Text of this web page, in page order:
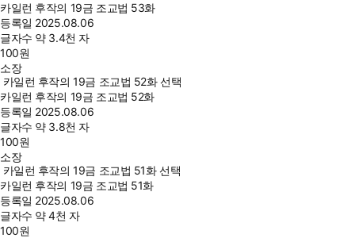
카일런 후작의 19금 조교법 53화
등록일 2025.08.06
글자수 약 3.4천 자
100원
소장
카일런 후작의 19금 조교법 52화 선택
카일런 후작의 19금 조교법 52화
등록일 2025.08.06
글자수 약 3.8천 자
100원
소장
카일런 후작의 19금 조교법 51화 선택
카일런 후작의 19금 조교법 51화
등록일 2025.08.06
글자수 약 4천 자
100원